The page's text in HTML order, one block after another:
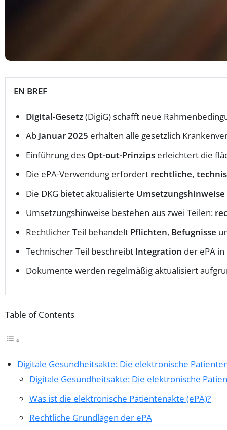
EN BREF
Digital-Gesetz(DigiG) schafft neue
Ab Januar 2025 erhalten alle gesetzlich
Einführung des Opt-out-Prinzips erleichtert die
Die ePA-Verwendung erfordert rechtliche,
Die DKG bietet aktualisierte Umsetzungshinweise
Umsetzungshinweise bestehen aus zwei Teilen:
Rechtlicher Teil behandelt Pflichten, Befugnisse
Technischer Teil beschreibt Integration der ePA
Dokumente werden regelmäßig aktualisiert
Table of Contents
Digitale Gesundheitsakte: Die elektronische
Digitale Gesundheitsakte: Die elektronische
Was ist die elektronische Patientenakte (ePA)?
Rechtliche Grundlagen der ePA